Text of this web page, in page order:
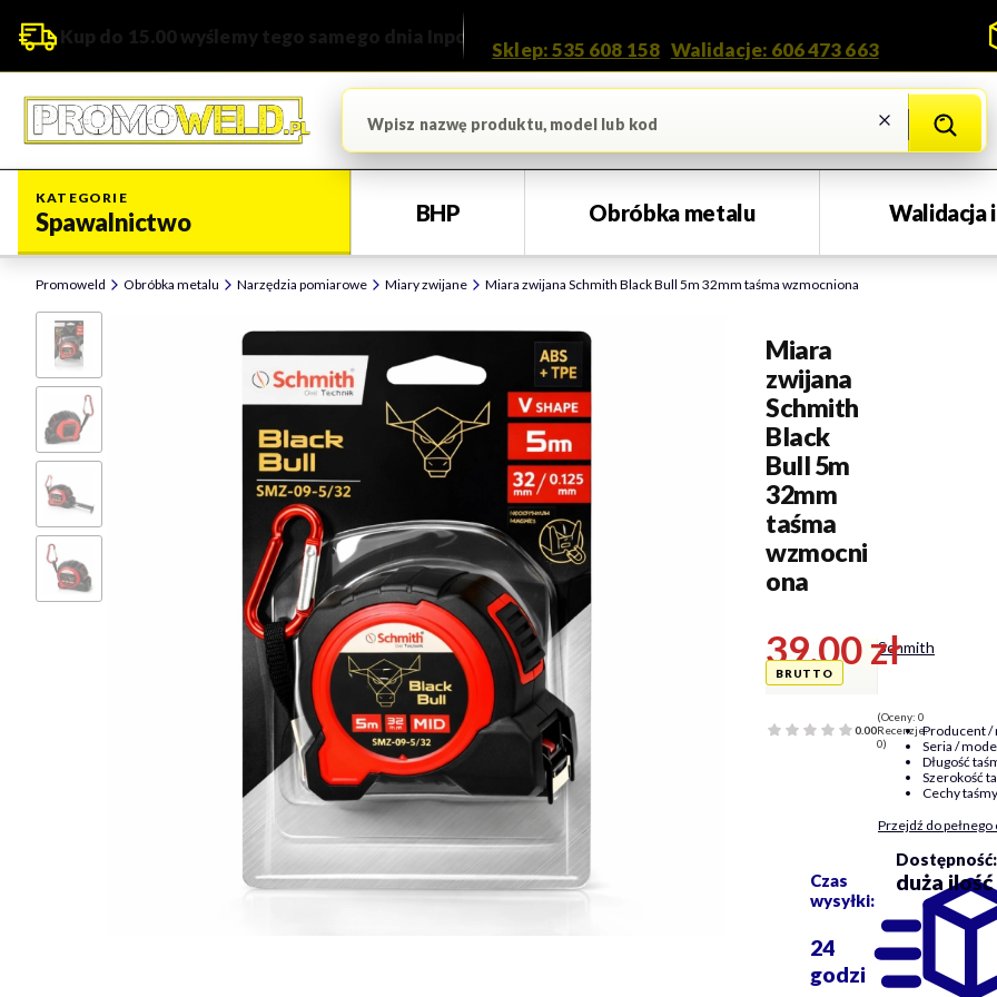
Kup do 15.00 wyślemy tego samego dnia Inpost
Sklep: 535 608 158• Walidacje: 606 473 663
Wyczyść Szukaj
KATEGORIE
Spawalnictwo BHP Obróbka metalu Walidacja
Promoweld Obróbka metalu Narzędzia pomiarowe Miary zwijane Miara zwijana Schmith Black Bull 5m 32mm taśma wzmocniona
Schmith
Miara
zwijana
Schmith
Black
Bull 5m
32mm
taśma
wzmocni
ona
0.00
(Oceny: 0
Recenzje:
0)
Producent /
Seria /
Długość
Szerokość
Cechy
Przejdź do pełnego
Cena
39,00 zł
Czas
wysyłki:
24
godzi
Dostępność:
duża ilość